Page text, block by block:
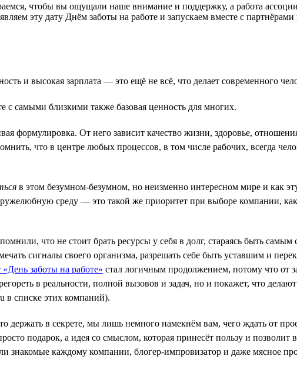
чтобы вы ощущали наше внимание и поддержку, а работа
эту дату Днём заботы на работе и запускаем вместе с
и высокая зарплата — это ещё не всё, что делает современного
самыми близкими также базовая ценность для многих.
формулировка. От него зависит качество жизни, здоровье,
что в центре любых процессов, в том числе рабочих, всегда
в этом безумном-безумном, но неизменно интересном мире и как
среду — это такой же приоритет при выборе компании,
что не стоит брать ресурсы у себя в долг, стараясь быть
сигналы своего организма, разрешать себе быть уставшим и
заботы на работе» стал логичным продолжением, потому что от
в реальности, полной вызовов и задач, но и покажет, что
в списке этих компаний).
в секрете, мы лишь немного намекнём вам, чего ждать от
подарок, а идея со смыслом, которая принесёт пользу и позволит
знакомые каждому компании, блогер-импровизатор и даже мясное